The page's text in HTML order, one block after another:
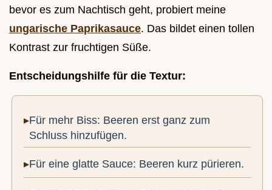
bevor es zum Nachtisch geht, probiert meine
ungarische Paprikasauce. Das bildet einen tollen
Kontrast zur fruchtigen Süße.
Entscheidungshilfe für die Textur:
Für mehr Biss: Beeren erst ganz zum
Schluss hinzufügen.
Für eine glatte Sauce: Beeren kurz pürieren.